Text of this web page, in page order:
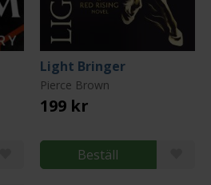
Light Bringer
Pierce Brown
199 kr
Beställ